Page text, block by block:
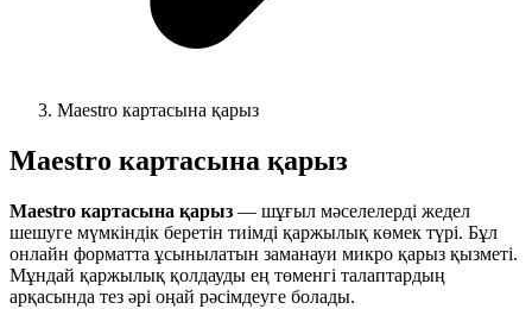
Maestro картасына қарыз
Maestro картасына қарыз
Maestro картасына қарыз — шұғыл мәселелерді жедел
шешуге мүмкіндік беретін тиімді қаржылық көмек түрі. Бұл
онлайн форматта ұсынылатын заманауи микро қарыз қызметі.
Мұндай қаржылық қолдауды ең төменгі талаптардың
арқасында тез әрі оңай рәсімдеуге болады.